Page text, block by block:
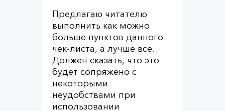
Предлагаю читателю
выполнить как можно
больше пунктов данного
чек-листа, а лучше все.
Должен сказать, что это
будет сопряжено с
некоторыми
неудобствами при
использовании